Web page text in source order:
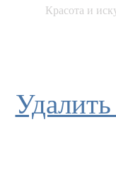
Красота и